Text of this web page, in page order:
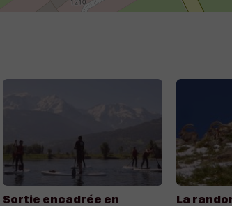
Sortie encadrée en
Appeler
Écrire
La